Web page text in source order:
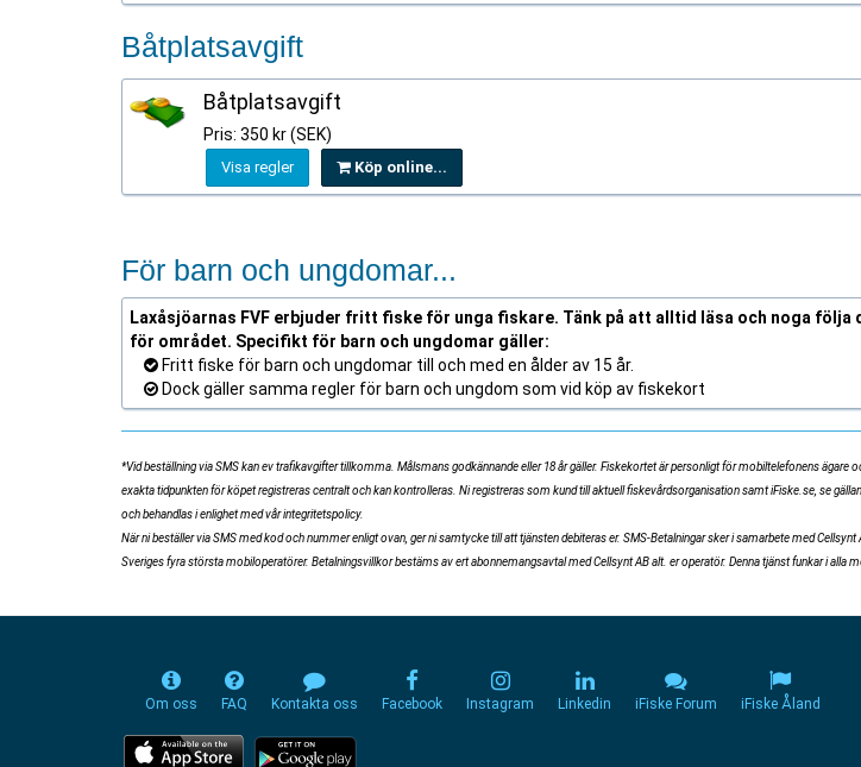
Båtplatsavgift
Båtplatsavgift
Pris: 350 kr (SEK)
Visa regler Köp online...
För barn och ungdomar...
Laxåsjöarnas FVF erbjuder fritt fiske för unga fiskare. Tänk på att alltid läsa och noga följa
för området. Specifikt för barn och ungdomar gäller:
Fritt fiske för barn och ungdomar till och med en ålder av 15 år.
Dock gäller samma regler för barn och ungdom som vid köp av fiskekort
*Vid beställning via SMS kan ev trafikavgifter tillkomma. Målsmans godkännande eller 18 år gäller. Fiskekortet är personligt för mobiltelefonens ägare
exakta tidpunkten för köpet registreras centralt och kan kontrolleras. Ni registreras som kund till aktuell fiskevårdsorganisation samt iFiske.se, se
och behandlas i enlighet med vår integritetspolicy.
När ni beställer via SMS med kod och nummer enligt ovan, ger ni samtycke till att tjänsten debiteras er. SMS-Betalningar sker i samarbete med
Sveriges fyra största mobiloperatörer. Betalningsvillkor bestäms av ert abonnemangsavtal med Cellsynt AB alt. er operatör. Denna tjänst funkar i alla
Om oss FAQ Kontakta oss Facebook Instagram Linkedin iFiske Forum iFiske Åland